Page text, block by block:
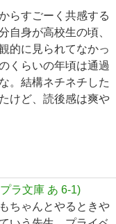
らすごーく共感する
自身が高校生の頃、
的に見られてなかっ
くらいの年頃は通過
。結構ネチネチした
けど、読後感は爽や
ラ文庫 あ 6-1)
ちゃんとやるときや